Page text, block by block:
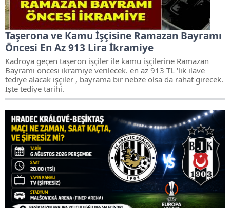
Taşerona ve Kamu İşçisine Ramazan Bayramı
Öncesi En Az 913 Lira İkramiye
Kadroya geçen taşeron işçiler ile kamu işçilerine Ramazan
Bayramı öncesi ikramiye verilecek. en az 913 TL 'lik ilave
tediye alacak işçiler , bayrama bir nebze olsa da rahat girecek.
İşte tediye tarihi.